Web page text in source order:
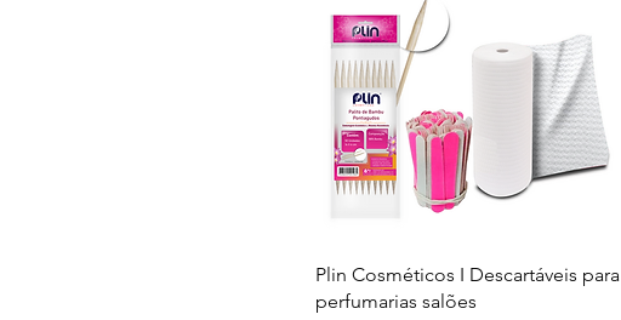
Plin Cosméticos I Descartáveis para
perfumarias salões